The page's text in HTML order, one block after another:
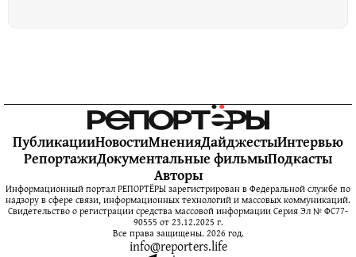
ПубликацииНовостиМненияДайджестыИнтервью
РепортажиДокументальные фильмыПодкасты
Авторы
Информационный портал РЕПОРТЁРЫ зарегистрирован в Федеральной службе по
надзору в сфере связи, информационных технологий и массовых коммуникаций.
Свидетельство о регистрации средства массовой информации Серия Эл № ФС77-
90555 от 23.12.2025 г.
Все права защищены. 2026 год.
info@reporters.life